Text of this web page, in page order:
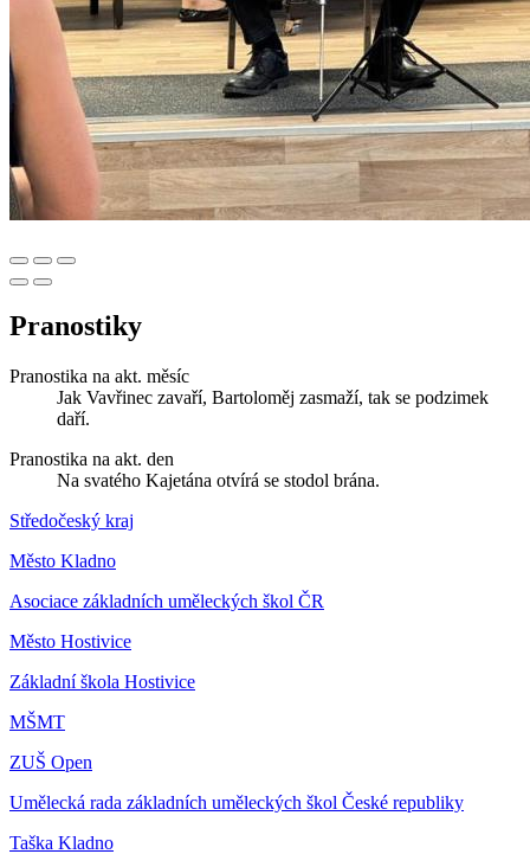
Pranostiky
Pranostika na akt. měsíc
Jak Vavřinec zavaří, Bartoloměj zasmaží, tak se podzimek
daří.
Pranostika na akt. den
Na svatého Kajetána otvírá se stodol brána.
Středočeský kraj
Město Kladno
Asociace základních uměleckých škol ČR
Město Hostivice
Základní škola Hostivice
MŠMT
ZUŠ Open
Umělecká rada základních uměleckých škol České republiky
Taška Kladno